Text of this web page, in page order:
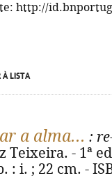
http://
À LISTA
a alma... :
Teixeira. - 1ª
: i. ; 22 cm. -